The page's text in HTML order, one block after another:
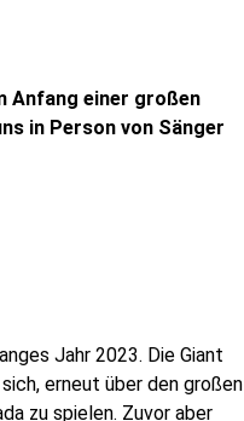
Anfang einer großen
in Person von Sänger
Jahr 2023. Die Giant
erneut über den großen
zu spielen. Zuvor aber